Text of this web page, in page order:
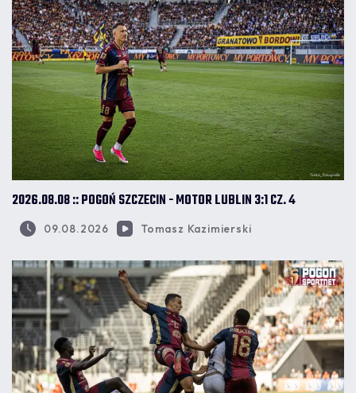
2026.08.08 :: POGOŃ SZCZECIN - MOTOR LUBLIN 3:1 CZ. 4
09.08.2026 Tomasz Kazimierski